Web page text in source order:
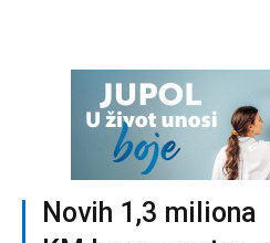
Novih 1,3 miliona